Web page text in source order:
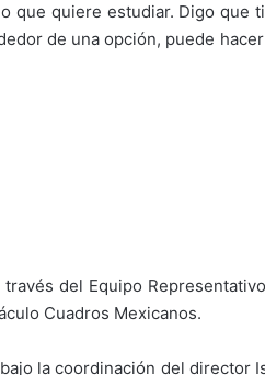
que quiere estudiar. Digo que
de una opción, puede
del Equipo
Cuadros Mexicanos.
la coordinación del director